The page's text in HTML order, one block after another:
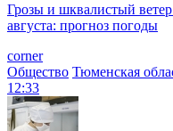
Грозы и шквалистый
августа: прогноз погоды
corner
Общество Тюменская
12:33